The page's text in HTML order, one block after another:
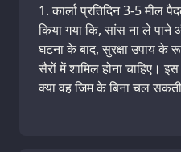
कार्ला प्रतिदिन 3-5
किया गया कि, सांस ना ले
घटना के बाद, सुरक्षा उपाय
सैरों में शामिल होना चाहिए।
क्या वह जिम के बिना चल